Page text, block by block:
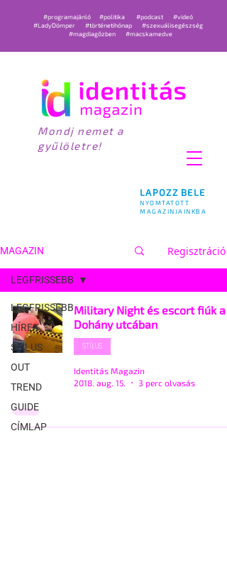
LAPOZZ BELE
NYOMTATOTT
MAGAZINJAINKBA
#programajánló #politika #podcast
#videó
#LadyDömper
#történetihónap
#szexuálisegészség
#magdiagőzben
#macskamedve
Mondj nemet a
gyűlöletre!
MAGAZIN Regisztráció
LEGFRISSEBB
HÍREK
STÍLUS
OUT
TREND
GUIDE
CÍMLAP
LEGFRISSEBB
Military Night és escort fiúk a
Dohány utcában
STÍLUS
Identitás Magazin
2018. aug. 15.
3 perc olvasás